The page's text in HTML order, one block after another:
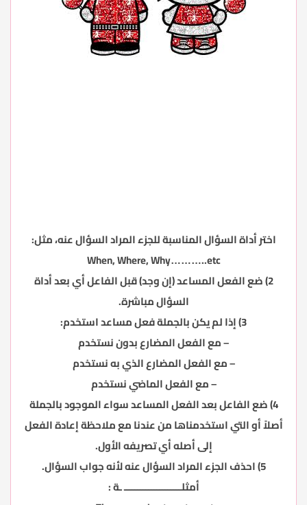
اختر أداة السؤال المناسبة للجزء المراد السؤال عنه، مثل:
When, Where, Why………..etc
2) ضع الفعل المساعد (إن وجد) قبل الفاعل أي بعد أداة
السؤال مباشرة.
3) إذا لم يكن بالجملة فعل مساعد استخدم:
– مع الفعل المضارع بدون نستخدم
– مع الفعل المضارع الذي به نستخدم
– مع الفعل الماضي نستخدم
4) ضع الفاعل بعد الفعل المساعد سواء الموجود بالجملة
أصلاً أو التي استخدمناها من عندنا مع ملاحظة إعادة الفعل
إلى أصله أي تصريفه الأول.
5) احذف الجزء المراد السؤال عنه لأنه جواب السؤال.
أمثلـــــــــــــــــــــ ـة :